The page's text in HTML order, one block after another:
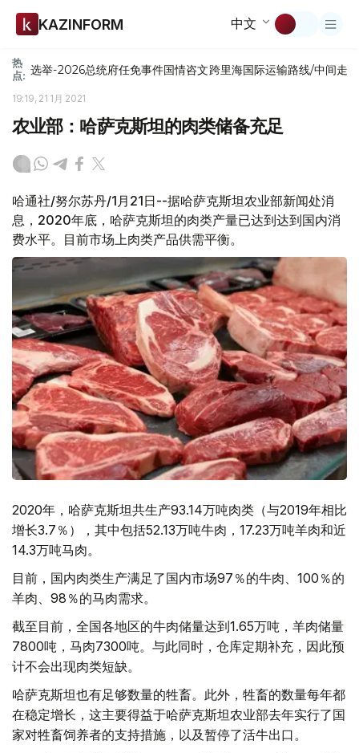
KAZINFORM 中文
热
点: 选举-2026总统府任免事件国情咨文跨里海国际运输路线/中间走廊
19:19, 21 1月 2021
农业部：哈萨克斯坦的肉类储备充足
哈通社/努尔苏丹/1月21日--据哈萨克斯坦农业部新闻处消
息，2020年底，哈萨克斯坦的肉类产量已达到达到国内消
费水平。目前市场上肉类产品供需平衡。
2020年，哈萨克斯坦共生产93.14万吨肉类（与2019年相比
增长3.7％），其中包括52.13万吨牛肉，17.23万吨羊肉和近
14.3万吨马肉。
目前，国内肉类生产满足了国内市场97％的牛肉、100％的
羊肉、98％的马肉需求。
截至目前，全国各地区的牛肉储量达到1.65万吨，羊肉储量
7800吨，马肉7300吨。与此同时，仓库定期补充，因此预
计不会出现肉类短缺。
哈萨克斯坦也有足够数量的牲畜。此外，牲畜的数量每年都
在稳定增长，这主要得益于哈萨克斯坦农业部去年实行了国
家对牲畜饲养者的支持措施，以及暂停了活牛出口。